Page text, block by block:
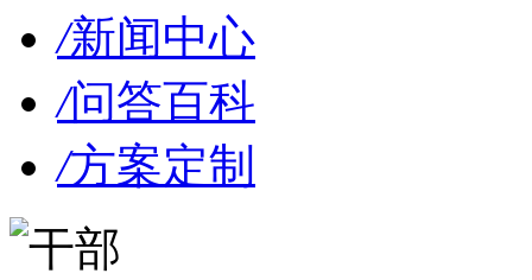
/新闻中心
/问答百科
/方案定制